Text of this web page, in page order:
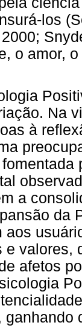
los
o amor,
Na
à
a
da
aos
e valores,
afetos